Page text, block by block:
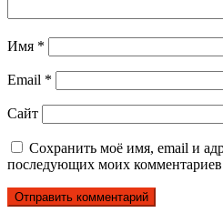
Имя *
Email *
Сайт
Сохранить моё имя, email и
последующих моих